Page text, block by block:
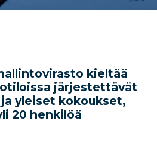
kieltää
järjestettävät
yleiset kokoukset,
20 henkilöä